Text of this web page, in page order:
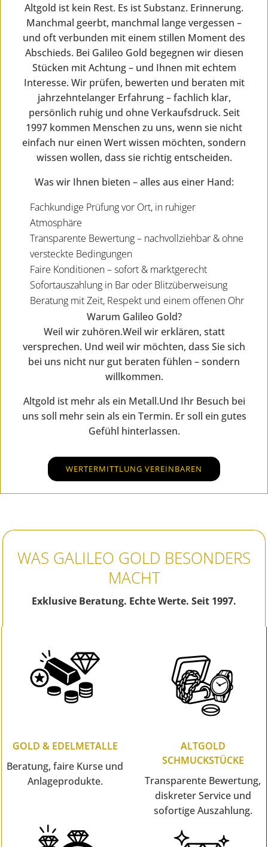
Altgold ist kein Rest. Es ist Substanz. Erinnerung.
Manchmal geerbt, manchmal lange vergessen –
und oft verbunden mit einem stillen Moment des
Abschieds. Bei Galileo Gold begegnen wir diesen
Stücken mit Achtung – und Ihnen mit echtem
Interesse. Wir prüfen, bewerten und beraten mit
jahrzehntelanger Erfahrung – fachlich klar,
persönlich ruhig und ohne Verkaufsdruck. Seit
1997 kommen Menschen zu uns, wenn sie nicht
einfach nur einen Wert wissen möchten, sondern
wissen wollen, dass sie richtig entscheiden.
Was wir Ihnen bieten – alles aus einer Hand:
Fachkundige Prüfung vor Ort, in ruhiger
Atmosphäre
Transparente Bewertung – nachvollziehbar & ohne
versteckte Bedingungen
Faire Konditionen – sofort & marktgerecht
Sofortauszahlung in Bar oder Blitzüberweisung
Beratung mit Zeit, Respekt und einem offenen Ohr
Warum Galileo Gold?
Weil wir zuhören.Weil wir erklären, statt
versprechen. Und weil wir möchten, dass Sie sich
bei uns nicht nur gut beraten fühlen – sondern
willkommen.
Altgold ist mehr als ein Metall.Und Ihr Besuch bei
uns soll mehr sein als ein Termin. Er soll ein gutes
Gefühl hinterlassen.
WERTERMITTLUNG VEREINBAREN
WAS GALILEO GOLD BESONDERS
MACHT
Exklusive Beratung. Echte Werte. Seit 1997.
GOLD & EDELMETALLE
Beratung, faire Kurse und
Anlageprodukte.
ALTGOLD
SCHMUCKSTÜCKE
Transparente Bewertung,
diskreter Service und
sofortige Auszahlung.